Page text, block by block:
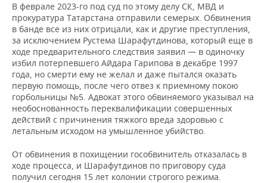
В феврале 2023-го под суд по этому делу СК, МВД и
прокуратура Татарстана отправили семерых. Обвинения
в банде все из них отрицали, как и другие преступления,
за исключением Рустема Шарафутдинова, который еще в
ходе предварительного следствия заявил — в одиночку
избил потерпевшего Айдара Гарипова в декабре 1997
года, но смерти ему не желал и даже пытался оказать
первую помощь, после чего отвез к приемному покою
горбольницы №5. Адвокат этого обвиняемого указывал на
необоснованность переквалификации совершенных
действий с причинения тяжкого вреда здоровью с
летальным исходом на умышленное убийство.
От обвинения в похищении гособвинитель отказалась в
ходе процесса, и Шарафутдинов по приговору суда
получил сегодня 15 лет колонии строгого режима.